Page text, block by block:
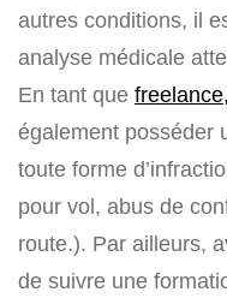
autres conditions, il
analyse médicale
En tant que
également posséder
toute forme
pour vol, abus de
route.). Par ailleurs,
de suivre une